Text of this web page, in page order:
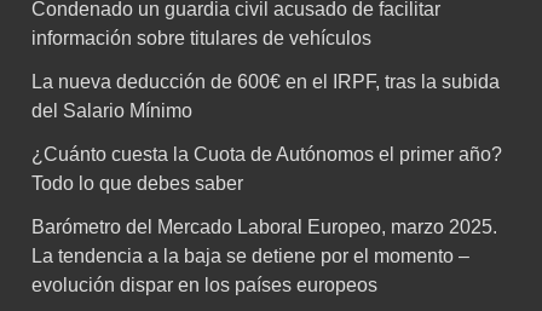
Condenado un guardia civil acusado de facilitar
información sobre titulares de vehículos
La nueva deducción de 600€ en el IRPF, tras la subida
del Salario Mínimo
¿Cuánto cuesta la Cuota de Autónomos el primer año?
Todo lo que debes saber
Barómetro del Mercado Laboral Europeo, marzo 2025.
La tendencia a la baja se detiene por el momento –
evolución dispar en los países europeos